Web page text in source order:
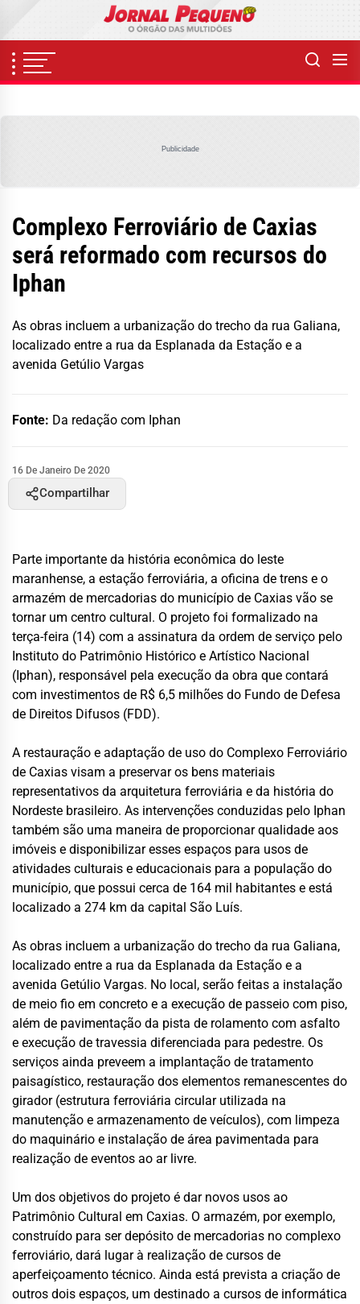
content
Publicidade
Complexo Ferroviário de Caxias
será reformado com recursos do
Iphan
As obras incluem a urbanização do trecho da rua Galiana,
localizado entre a rua da Esplanada da Estação e a
avenida Getúlio Vargas
Fonte: Da redação com Iphan
16 De Janeiro De 2020
Compartilhar
Parte importante da história econômica do leste
maranhense, a estação ferroviária, a oficina de trens e o
armazém de mercadorias do município de Caxias vão se
tornar um centro cultural. O projeto foi formalizado na
terça-feira (14) com a assinatura da ordem de serviço pelo
Instituto do Patrimônio Histórico e Artístico Nacional
(Iphan), responsável pela execução da obra que contará
com investimentos de R$ 6,5 milhões do Fundo de Defesa
de Direitos Difusos (FDD).
A restauração e adaptação de uso do Complexo Ferroviário
de Caxias visam a preservar os bens materiais
representativos da arquitetura ferroviária e da história do
Nordeste brasileiro. As intervenções conduzidas pelo Iphan
também são uma maneira de proporcionar qualidade aos
imóveis e disponibilizar esses espaços para usos de
atividades culturais e educacionais para a população do
município, que possui cerca de 164 mil habitantes e está
localizado a 274 km da capital São Luís.
As obras incluem a urbanização do trecho da rua Galiana,
localizado entre a rua da Esplanada da Estação e a
avenida Getúlio Vargas. No local, serão feitas a instalação
de meio fio em concreto e a execução de passeio com piso,
além de pavimentação da pista de rolamento com asfalto
e execução de travessia diferenciada para pedestre. Os
serviços ainda preveem a implantação de tratamento
paisagístico, restauração dos elementos remanescentes do
girador (estrutura ferroviária circular utilizada na
manutenção e armazenamento de veículos), com limpeza
do maquinário e instalação de área pavimentada para
realização de eventos ao ar livre.
Um dos objetivos do projeto é dar novos usos ao
Patrimônio Cultural em Caxias. O armazém, por exemplo,
construído para ser depósito de mercadorias no complexo
ferroviário, dará lugar à realização de cursos de
aperfeiçoamento técnico. Ainda está prevista a criação de
outros dois espaços, um destinado a cursos de informática